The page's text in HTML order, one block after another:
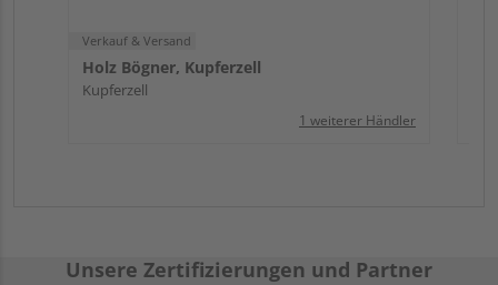
Verkauf & Versand
Holz Bögner, Kupferzell
Kupferzell
1 weiterer Händler
Unsere Zertifizierungen und Partner